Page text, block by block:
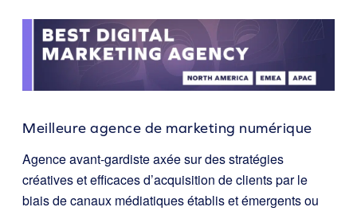
Meilleure agence de marketing numérique
Agence avant-gardiste axée sur des stratégies
créatives et efficaces d’acquisition de clients par le
biais de canaux médiatiques établis et émergents ou